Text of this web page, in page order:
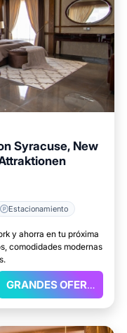
Syracuse, New
Estacionamiento
y ahorra en tu próxima
comodidades modernas
GRANDES OFERTAS